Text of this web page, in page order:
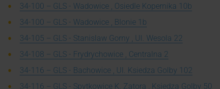
34-100 – GLS - Wadowice , Osiedle Kopernika 10b
34-100 – GLS - Wadowice , Blonie 1b
34-105 – GLS - Stanislaw Gorny , Ul. Wesola 22
34-108 – GLS - Frydrychowice , Centralna 2
34-116 – GLS - Bachowice , Ul. Ksiedza Golby 102
34-116 – GLS - Spytkowice K. Zatora , Ksiedza Golby 50